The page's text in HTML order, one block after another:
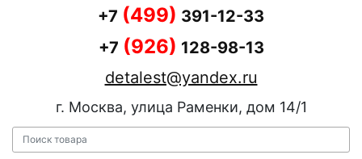
+7 (499) 391-12-33
+7 (926) 128-98-13
detalest@yandex.ru
г. Москва, улица Раменки, дом 14/1